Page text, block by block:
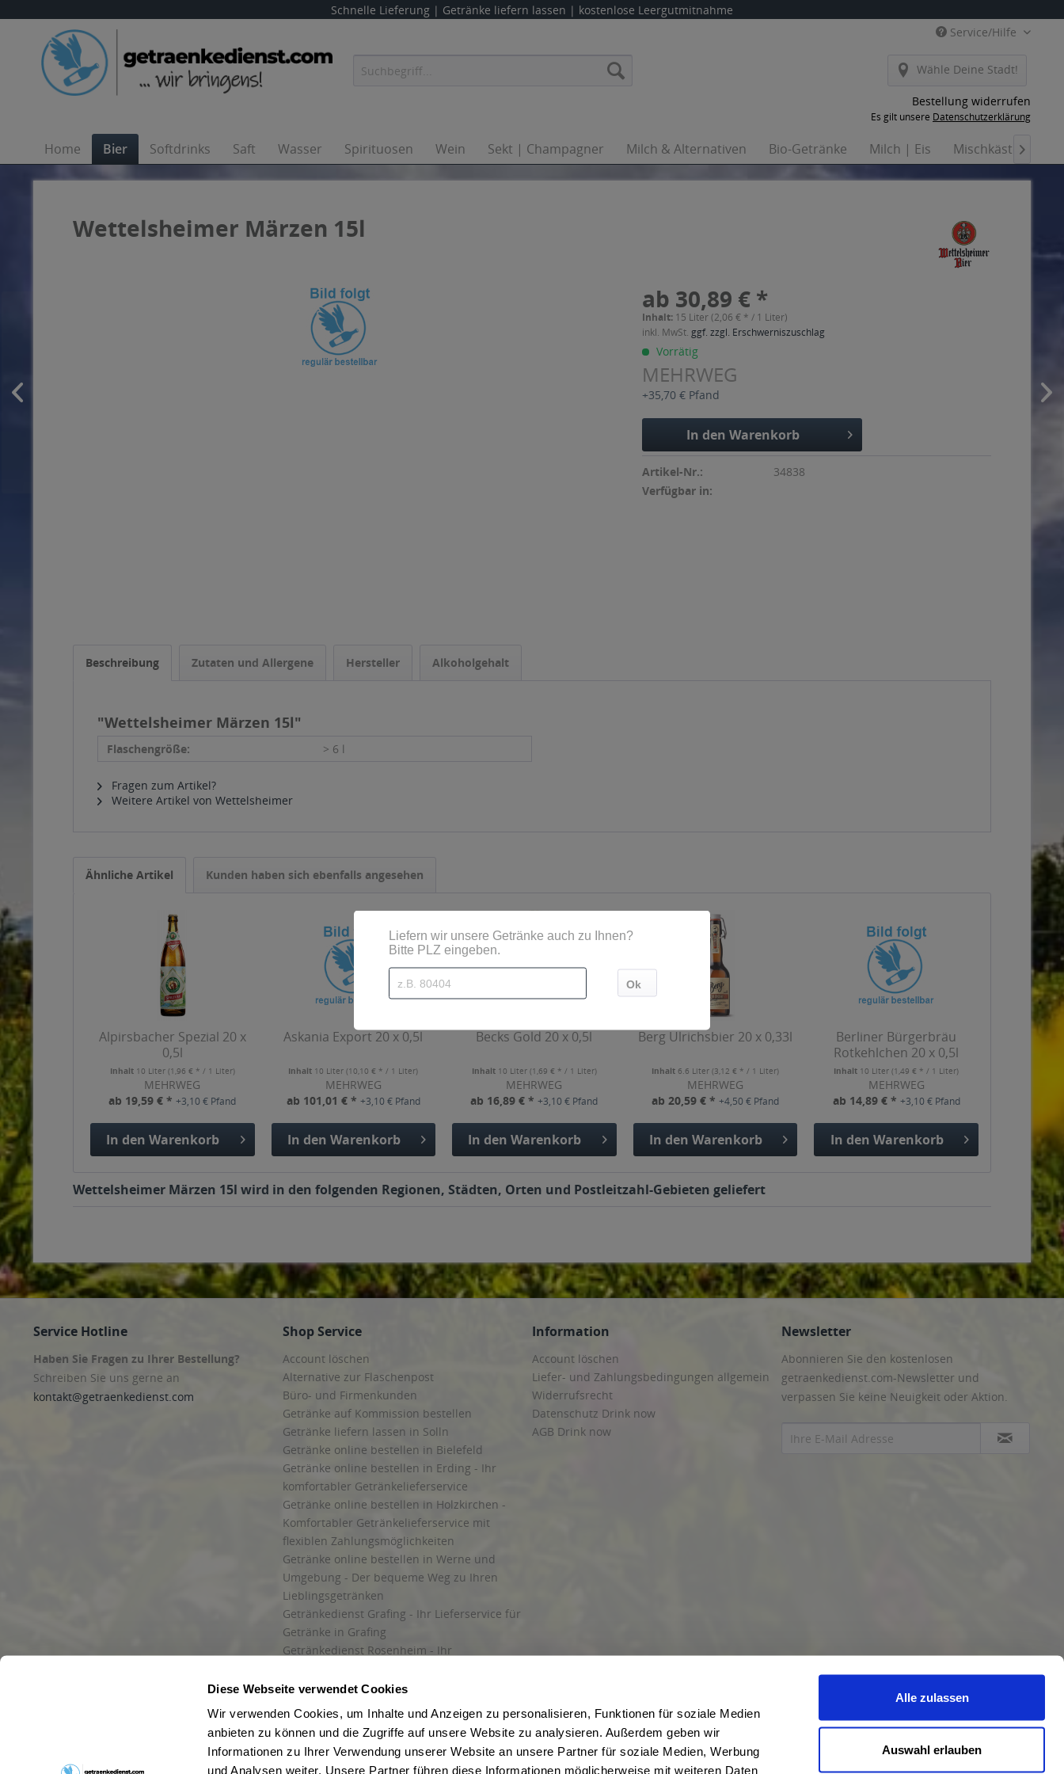
Diese Webseite verwendet Cookies
Wir verwenden Cookies, um Inhalte und Anzeigen zu personalisieren, Funktionen für soziale Medien
anbieten zu können und die Zugriffe auf unsere Website zu analysieren. Außerdem geben wir
Informationen zu Ihrer Verwendung unserer Website an unsere Partner für soziale Medien, Werbung
und Analysen weiter. Unsere Partner führen diese Informationen möglicherweise mit weiteren Daten
Alle zulassen
Auswahl erlauben
Schnelle Lieferung | Getränke liefern lassen | kostenlose Leergutmitnahme
Service/Hilfe
Wähle Deine Stadt!
Bestellung widerrufen
Es gilt unsere Datenschutzerklärung
Home Bier Softdrinks Saft Wasser Spirituosen Wein Sekt | Champagner Milch & Alternativen Bio-Getränke Milch | Eis Mischkästen

Wettelsheimer Märzen 15l
ab 30,89 € *
Inhalt: 15 Liter (2,06 € * / 1 Liter)
inkl. MwSt. ggf. zzgl. Erschwerniszuschlag
Vorrätig
MEHRWEG
+35,70 € Pfand
In den Warenkorb
Artikel-Nr.:
34838
Verfügbar in:
Beschreibung Zutaten und Allergene Hersteller Alkoholgehalt
"Wettelsheimer Märzen 15l"
Flaschengröße: > 6 l
Fragen zum Artikel?
Weitere Artikel von Wettelsheimer
Ähnliche Artikel Kunden haben sich ebenfalls angesehen
Alpirsbacher Spezial 20 x
0,5l
Inhalt 10 Liter (1,96 € * / 1 Liter)
MEHRWEG
ab 19,59 € *+3,10 € Pfand
In den Warenkorb
Askania Export 20 x 0,5l
Inhalt 10 Liter(10,10 € * / 1 Liter)
MEHRWEG
ab 101,01 € * +3,10 € Pfand
In den Warenkorb
Becks Gold 20 x 0,5l
Inhalt 10 Liter (1,69 € * / 1 Liter)
MEHRWEG
ab 16,89 € *+3,10 € Pfand
In den Warenkorb
Berg Ulrichsbier 20 x 0,33l
Inhalt 6.6 Liter(3,12 € * / 1 Liter)
MEHRWEG
ab 20,59 € *+4,50 € Pfand
In den Warenkorb
Berliner Bürgerbräu
Rotkehlchen 20 x 0,5l
Inhalt 10 Liter(1,49 € * / 1 Liter)
MEHRWEG
ab 14,89 € * +3,10 € Pfand
In den Warenkorb
Wettelsheimer Märzen 15l wird in den folgenden Regionen, Städten, Orten und Postleitzahl-Gebieten geliefert
Service Hotline
Haben Sie Fragen zu Ihrer Bestellung?
Schreiben Sie uns gerne an
kontakt@getraenkedienst.com
Shop Service
Account löschen
Alternative zur Flaschenpost
Büro- und Firmenkunden
Getränke auf Kommission bestellen
Getränke liefern lassen in Solln
Getränke online bestellen in Bielefeld
Getränke online bestellen in Erding - Ihr
komfortabler Getränkelieferservice
Getränke online bestellen in Holzkirchen -
Komfortabler Getränkelieferservice mit
flexiblen Zahlungsmöglichkeiten
Getränke online bestellen in Werne und
Umgebung - Der bequeme Weg zu Ihren
Lieblingsgetränken
Getränkedienst Grafing - Ihr Lieferservice für
Getränke in Grafing
Getränkedienst Rosenheim - Ihr
und Umgebung
Liefergebiet
Lieferservice für Getränke
Wir liefern Getränke
Information
Account löschen
Liefer- und Zahlungsbedingungen allgemein
Widerrufsrecht
Datenschutz Drink now
AGB Drink now
Newsletter
Abonnieren Sie den kostenlosen
getraenkedienst.com-Newsletter und
verpassen Sie keine Neuigkeit oder Aktion.